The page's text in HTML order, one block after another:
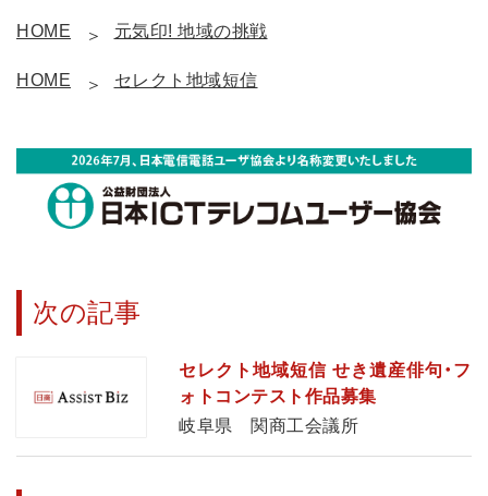
HOME 元気印! 地域の挑戦
HOME セレクト地域短信
次の記事
セレクト地域短信 せき遺産俳句・フ
ォトコンテスト作品募集
岐阜県 関商工会議所